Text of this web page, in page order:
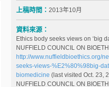
上稿時間： 2013年10月
資料來源：
Ethics body seeks views on ‘big
NUFFIELD COUNCIL ON
http://www.nuffieldbioethics.org/
seeks-views-%E2%80%98big-
biomedicine (last visited Oct. 23,
NUFFIELD COUNCIL ON